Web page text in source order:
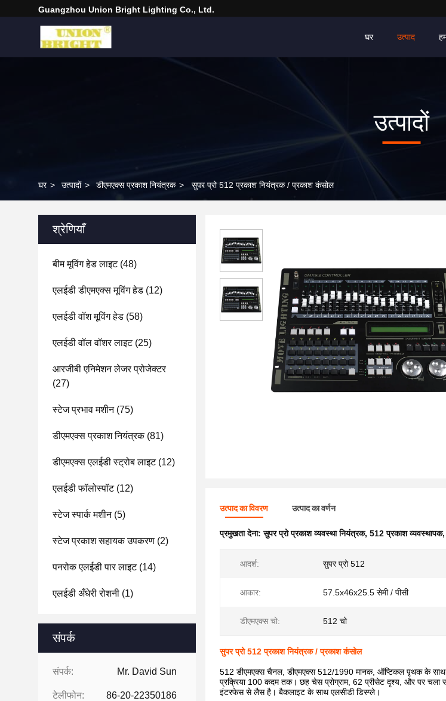
Guangzhou Union Bright Lighting Co., Ltd.
घर उत्पाद
उत्पादों
घर > उत्पादों > डीएमएक्स प्रकाश नियंत्रक > सुपर प्रो 512 प्रकाश नियंत्रक / प्रकाश कंसोल
श्रेणियाँ
बीम मूविंग हेड लाइट(48)
एलईडी डीएमएक्स मूविंग हेड (12)
एलईडी वॉश मूविंग हेड (58)
एलईडी वॉल वॉशर लाइट(25)
आरजीबी एनिमेशन लेजर प्रोजेक्टर
(27)
स्टेज प्रभाव मशीन(75)
डीएमएक्स प्रकाश नियंत्रक(81)
डीएमएक्स एलईडी स्ट्रोब लाइट(12)
एलईडी फॉलोस्पॉट(12)
स्टेज स्पार्क मशीन(5)
स्टेज प्रकाश सहायक उपकरण (2)
पनरोक एलईडी पार लाइट(14)
एलईडी अँधेरी रोशनी (1)
संपर्क
संपर्क: Mr. David Sun
टेलीफोन: 86-20-22350186
उत्पाद का विवरण उत्पाद का वर्णन
प्रमुखता देना:सुपर प्रो प्रकाश व्यवस्था नियंत्रक, 512 प्रकाश व्यवस्थापक
आदर्श: सुपर प्रो 512
आकार: 57.5x46x25.5 सेमी / पीसी
डीएमएक्स चो: 512 चो
सुपर प्रो 512 प्रकाश नियंत्रक / प्रकाश कंसोल
512 डीएमएक्स चैनल, डीएमएक्स 512/1990 मानक, ऑप्टिकल पृथक के साथ
प्रक्रिया 100 कदम तक। छह चेस प्रोग्राम, 62 प्रीसेट दृश्य, और पर चला
इंटरफेस से लैस है। बैकलाइट के साथ एलसीडी डिस्प्ले।